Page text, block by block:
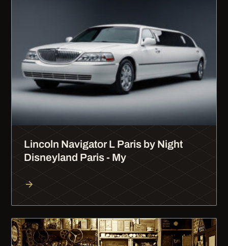
Lincoln Navigator L Paris by Night
Disneyland Paris - My